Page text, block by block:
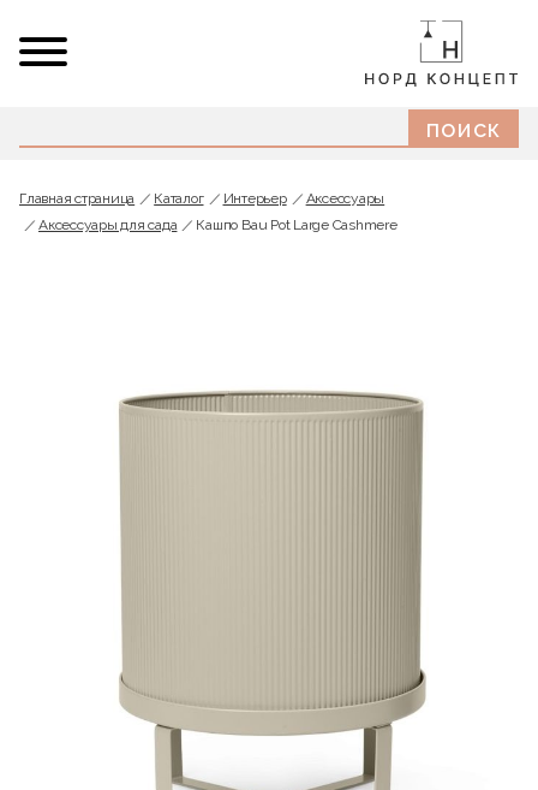
Главная страница Каталог Интерьер
Аксессуары
Аксессуары для сада
Кашпо Bau Pot Large Cashmere